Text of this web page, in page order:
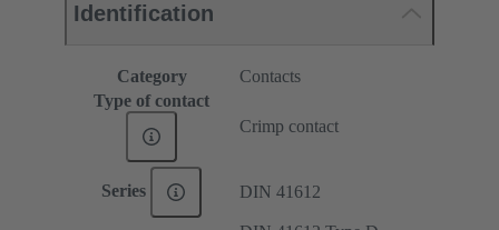
Identification
Category
Contacts
Type of contact
Crimp contact
Series DIN 41612